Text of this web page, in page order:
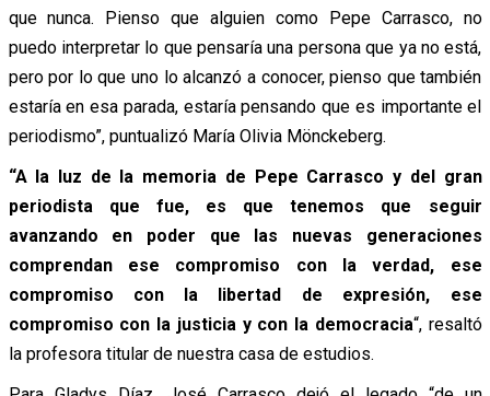
que nunca. Pienso que alguien como Pepe Carrasco, no
puedo interpretar lo que pensaría una persona que ya no está,
pero por lo que uno lo alcanzó a conocer, pienso que también
estaría en esa parada, estaría pensando que es importante el
periodismo”, puntualizó María Olivia Mönckeberg.
“A la luz de la memoria de Pepe Carrasco y del gran
periodista que fue, es que tenemos que seguir
avanzando en poder que las nuevas generaciones
comprendan ese compromiso con la verdad, ese
compromiso con la libertad de expresión, ese
compromiso con la justicia y con la democracia“, resaltó
la profesora titular de nuestra casa de estudios.